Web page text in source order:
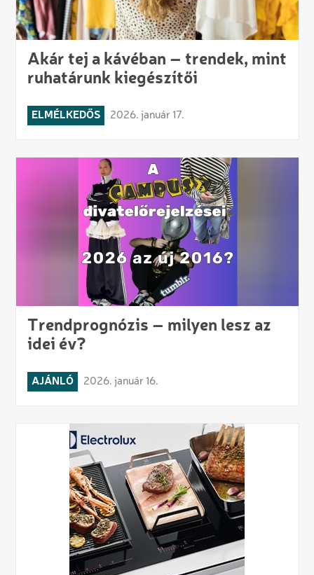
Akár tej a kávéban – trendek, mint
ruhatárunk kiegészítői
ELMÉLKEDŐS 2026. január 17.
Trendprognózis – milyen lesz az
idei év?
AJÁNLÓ 2026. január 16.